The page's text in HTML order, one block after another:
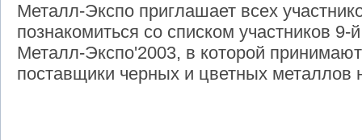
Металл-Экспо приглашает всех
познакомиться со списком участников
Металл-Экспо'2003, в которой
поставщики черных и цветных металлов